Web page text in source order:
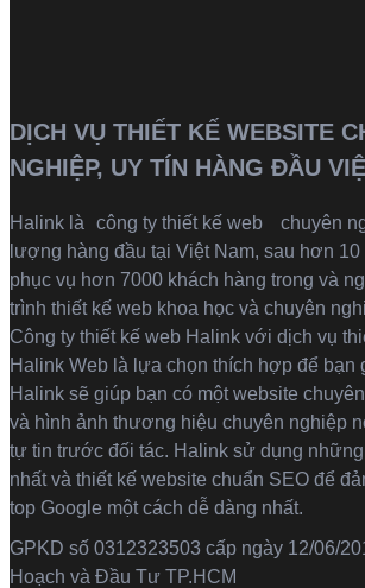
DỊCH VỤ THIẾT KẾ WEBSITE
NGHIỆP, UY TÍN HÀNG ĐẦU
Halink là công ty thiết kế web
chuyên
lượng hàng đầu tại Việt Nam, sau hơn 10
phục vụ hơn 7000 khách hàng trong và
trình thiết kế web khoa học và chuyên
Công ty thiết kế web Halink với dịch vụ
Halink Web là lựa chọn thích hợp để bạn
Halink sẽ giúp bạn có một website
và hình ảnh thương hiệu chuyên nghiệp
tự tin trước đối tác. Halink sử dụng
nhất và thiết kế website chuẩn SEO để
top Google một cách dễ dàng nhất.
GPKD số 0312323503 cấp ngày 12/06/
Hoạch và Đầu Tư TP.HCM